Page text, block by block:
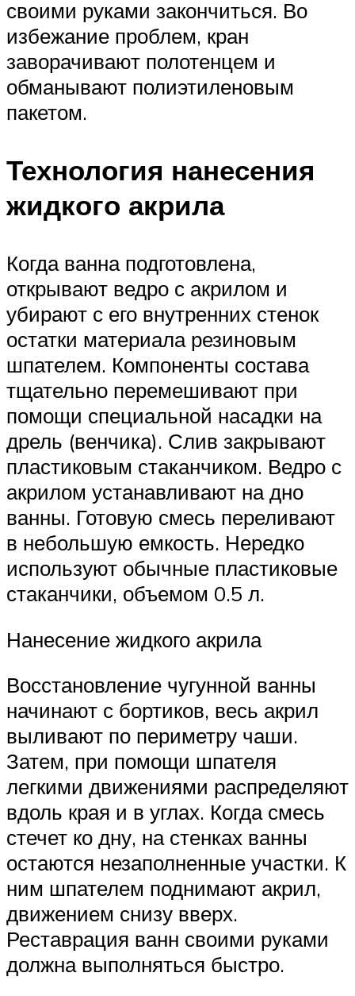
своими руками закончиться. Во
избежание проблем, кран
заворачивают полотенцем и
обманывают полиэтиленовым
пакетом.
Технология нанесения
жидкого акрила
Когда ванна подготовлена,
открывают ведро с акрилом и
убирают с его внутренних стенок
остатки материала резиновым
шпателем. Компоненты состава
тщательно перемешивают при
помощи специальной насадки на
дрель (венчика). Слив закрывают
пластиковым стаканчиком. Ведро с
акрилом устанавливают на дно
ванны. Готовую смесь переливают
в небольшую емкость. Нередко
используют обычные пластиковые
стаканчики, объемом 0.5 л.
Нанесение жидкого акрила
Восстановление чугунной ванны
начинают с бортиков, весь акрил
выливают по периметру чаши.
Затем, при помощи шпателя
легкими движениями распределяют
вдоль края и в углах. Когда смесь
стечет ко дну, на стенках ванны
остаются незаполненные участки. К
ним шпателем поднимают акрил,
движением снизу вверх.
Реставрация ванн своими руками
должна выполняться быстро.